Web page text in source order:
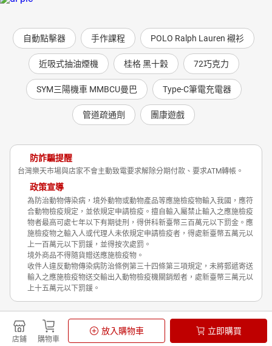
店鋪 購物車
放入購物車 立即購買
自動點擊器 手作課程 POLO Ralph Lauren 襯衫
近吸式抽油煙機 桂格 黑十穀 72巧克力
SYM三陽機車 MMBCU曼巴 Type-C筆電充電器
管道疏通劑 團康遊戲
防詐騙提醒
台灣樂天市場與店家不會主動致電要求解除分期付款、要求ATM轉帳。
政策宣導
為防治動物傳染病，境外動物或動物產品等應施檢疫物輸入我國，應符
合動物檢疫規定，並依規定申請檢疫。擅自輸入屬禁止輸入之應施檢疫
物者最高可處七年以下有期徒刑，得併科新臺幣三百萬元以下罰金。應
施檢疫物之輸入人或代理人未依規定申請檢疫者，得處新臺幣五萬元以
上一百萬元以下罰鍰，並得按次處罰。
境外商品不得隨貨贈送應施檢疫物。
收件人違反動物傳染病防治條例第三十四條第三項規定，未將郵遞寄送
輸入之應施檢疫物送交輸出入動物檢疫機關銷燬者，處新臺幣三萬元以
上十五萬元以下罰鍰。
Shopping is Entertainment!
非洲豬瘟政策宣導
隱私權政策
© Rakuten Group, Inc.